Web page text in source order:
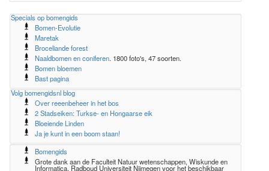
Specials op bomengids
Bomen-Evolutie
Maretak
Broceliande forest
Naaldbomen en coniferen. 1800 foto's, 47 soorten.
Bomen bloemen
Bast pagina
Volg bomengidsnl blog
Over reeenbeheer in het bos
2 Stadseiken: Turkse- en Hongaarse eik
Bloeiende Linden
Ja je kunt in een boom staan!
Bomengids
Grote dank aan de Faculteit Natuur wetenschappen, Wiskunde en
Informatica, Radboud Universiteit Nijmegen voor het beschikbaar